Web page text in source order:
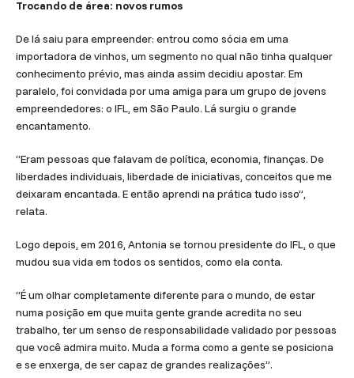
Trocando de área: novos rumos
De lá saiu para empreender: entrou como sócia em uma
importadora de vinhos, um segmento no qual não tinha qualquer
conhecimento prévio, mas ainda assim decidiu apostar. Em
paralelo, foi convidada por uma amiga para um grupo de jovens
empreendedores: o IFL, em São Paulo. Lá surgiu o grande
encantamento.
“Eram pessoas que falavam de política, economia, finanças. De
liberdades individuais, liberdade de iniciativas, conceitos que me
deixaram encantada. E então aprendi na prática tudo isso”,
relata.
Logo depois, em 2016, Antonia se tornou presidente do IFL, o que
mudou sua vida em todos os sentidos, como ela conta.
“É um olhar completamente diferente para o mundo, de estar
numa posição em que muita gente grande acredita no seu
trabalho, ter um senso de responsabilidade validado por pessoas
que você admira muito. Muda a forma como a gente se posiciona
e se enxerga, de ser capaz de grandes realizações”.